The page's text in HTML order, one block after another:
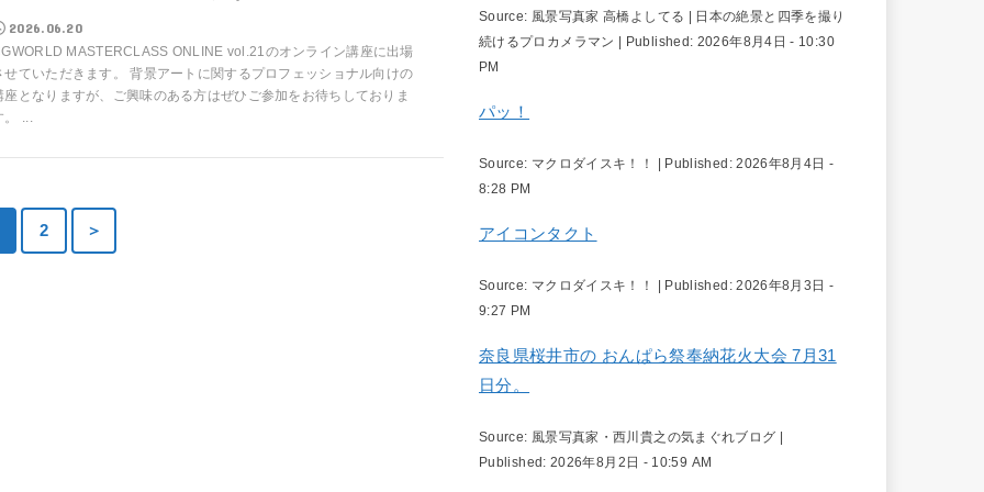
2026.06.20
MASTERCLASS ONLINE vol.21のオンライン講座に出場
せていただきます。 背景アートに関するプロフェッショナル向けの
座となりますが、ご興味のある方はぜひご参加をお待ちしておりま
。 ...
2 ＞
Source: 風景写真家 高橋よしてる | 日本の絶景と四季を撮り
続けるプロカメラマン | Published: 2026年8月4日 - 10:30
PM
パッ！
Source: マクロダイスキ！！ | Published:2026年8月4日 -
8:28 PM
アイコンタクト
Source: マクロダイスキ！！ | Published:2026年8月3日 -
9:27 PM
奈良県桜井市の おんぱら祭奉納花火大会 7月31
日分。
Source: 風景写真家・西川貴之の気まぐれブログ |
Published: 2026年8月2日 - 10:59 AM